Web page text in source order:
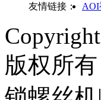
友情链接： AOI
版权所